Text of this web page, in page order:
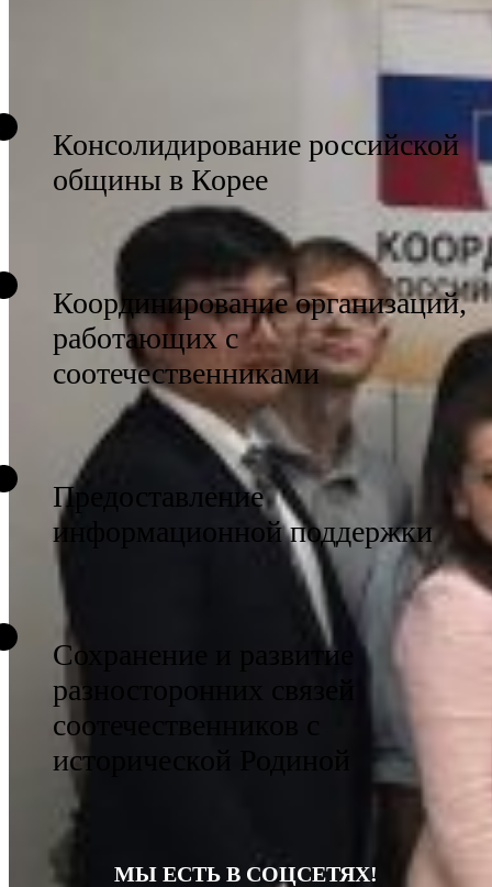
Консолидирование российской
общины в Корее
Координирование организаций,
работающих с
соотечественниками
Предоставление
информационной поддержки
Сохранение и развитие
разносторонних связей
соотечественников с
исторической Родиной
МЫ ЕСТЬ В СОЦСЕТЯХ!